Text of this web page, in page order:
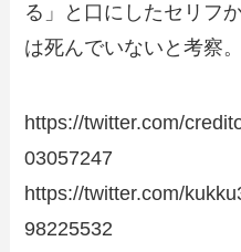
る」と口にしたセリフ
は死んでいないと考察。
https://twitter.com/
03057247
https://twitter.com/
98225532